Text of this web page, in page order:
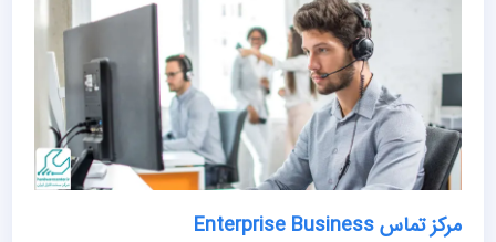
مرکز تماس Enterprise Business